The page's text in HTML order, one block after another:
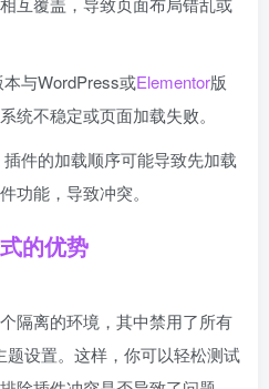
与WordPress或Elementor版
统不稳定或页面加载失败。
件的加载顺序可能导致先加载
功能，导致冲突。
的优势
隔离的环境，其中禁用了所有
题设置。这样，你可以轻松测试